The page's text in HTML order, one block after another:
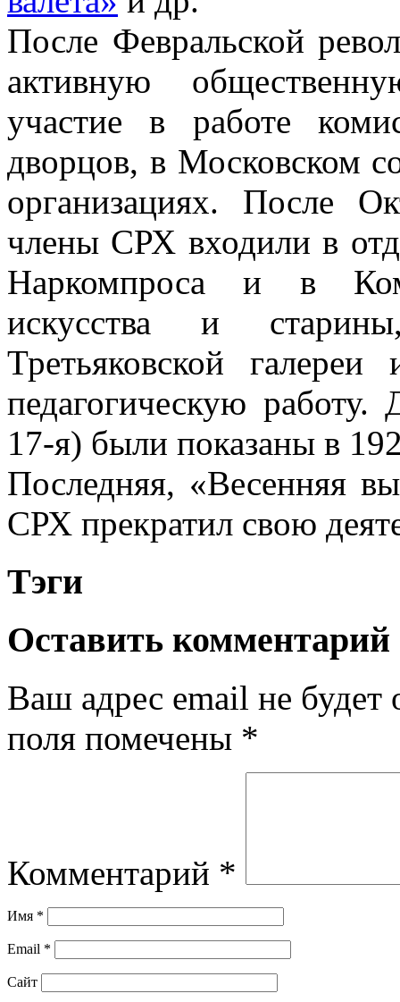
После Февральской
активную
участие в работе
дворцов, в Московском
организациях. После
члены СРХ входили в
Наркомпроса и в
искусства и
Третьяковской
педагогическую
17-я) были показаны в
Последняя, «Весенняя
СРХ прекратил свою
Тэги
Оставить комментарий
Ваш адрес email не будет
поля помечены *
Комментарий *
Имя *
Email *
Сайт